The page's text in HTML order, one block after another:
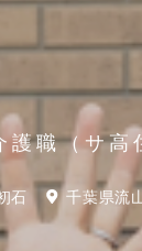
護職（サ
石 千葉県流